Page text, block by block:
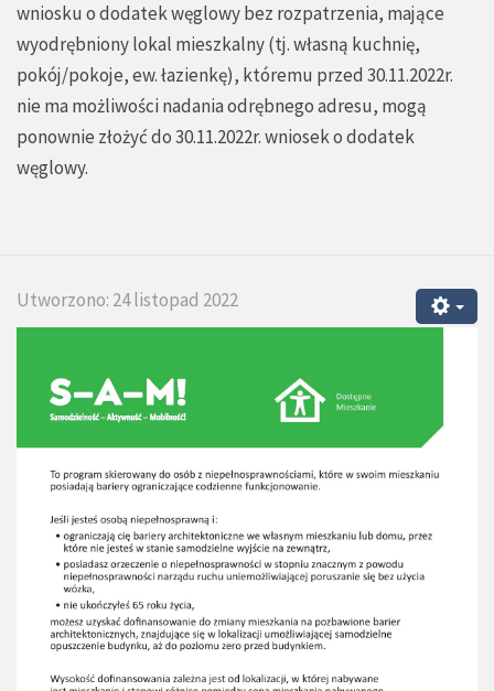
wniosku o dodatek węglowy bez rozpatrzenia, mające
wyodrębniony lokal mieszkalny (tj. własną kuchnię,
pokój/pokoje, ew. łazienkę), któremu przed 30.11.2022r.
nie ma możliwości nadania odrębnego adresu, mogą
ponownie złożyć do 30.11.2022r. wniosek o dodatek
węglowy.
Utworzono: 24 listopad 2022